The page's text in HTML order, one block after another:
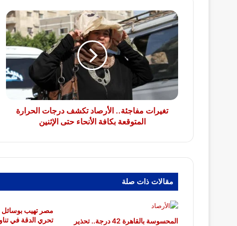
تغيرات
مفاجئة..
الأرصاد
تكشف
درجات
الحرارة
المتوقعة
بكافة
الأنحاء
حتىتغيرات مفاجئة.. الأرصاد تكشف درجات الحرارة
المتوقعة بكافة الأنحاء حتى الإثنين
مقالات ذات صلة
المحسوسة بالقاهرة 42 درجة.. تحذير
مصر تهيب بوسائل
تحري الدقة في